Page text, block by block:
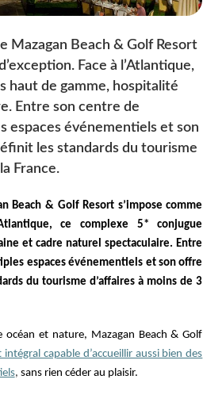
Mazagan Beach & Golf Resort
Face à l’Atlantique,
haut de gamme, hospitalité
Entre son centre de
espaces événementiels et son
les standards du tourisme
France.
Beach & Golf Resort s’impose comme
ce complexe 5* conjugue
et cadre naturel spectaculaire. Entre
espaces événementiels et son offre
du tourisme d’affaires à moins de 3
et nature, Mazagan Beach & Golf
capable d’accueillir aussi bien des
, sans rien céder au plaisir.